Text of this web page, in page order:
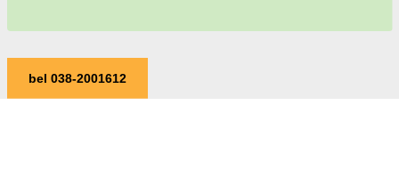
bel 038-2001612